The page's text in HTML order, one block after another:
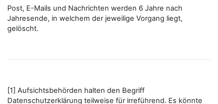
Post, E-Mails und Nachrichten werden 6 Jahre nach
Jahresende, in welchem der jeweilige Vorgang liegt,
gelöscht.
[1] Aufsichtsbehörden halten den Begriff
Datenschutzerklärung teilweise für irreführend. Es könnte